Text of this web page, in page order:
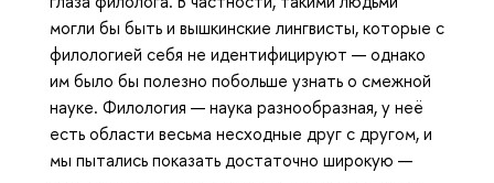
могли бы быть и вышкинские лингвисты, которые с
филологией себя не идентифицируют — однако
им было бы полезно побольше узнать о смежной
науке. Филология — наука разнообразная, у неё
есть области весьма несходные друг с другом, и
мы пытались показать достаточно широкую —